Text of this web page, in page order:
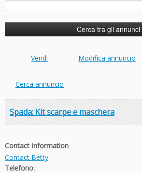
Ricerca
Vendi Modifica annuncio
Cerca annuncio
Spada: Kit scarpe e maschera
Contact Information
Contact Betty
Telefono: